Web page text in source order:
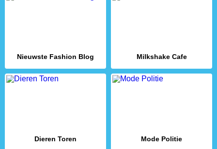
Nieuwste Fashion Blog Milkshake Cafe
Dieren Toren Mode Politie